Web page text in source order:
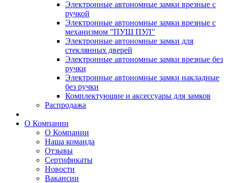
Электронные автономные замки врезные с
ручкой
Электронные автономные замки врезные с
механизмом "ПУШ ПУЛ"
Электронные автономные замки для
стеклянных дверей
Электронные автономные замки врезные без
ручки
Электронные автономные замки накладные
без ручки
Комплектующие и аксессуары для замков
Распродажа
О Компании
О Компании
Наша команда
Отзывы
Сертификаты
Новости
Вакансии